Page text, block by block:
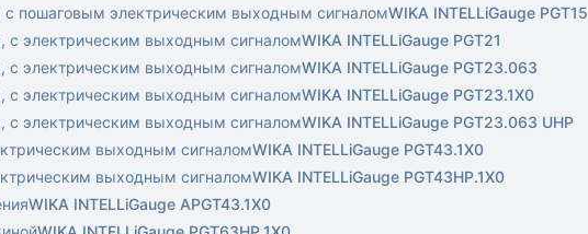
с пошаговым электрическим выходным сигналомWIKA INTELLiGauge PGT15
с электрическим выходным сигналомWIKA INTELLiGauge PGT21
с электрическим выходным сигналомWIKA INTELLiGauge PGT23.063
с электрическим выходным сигналомWIKA INTELLiGauge PGT23.1X0
с электрическим выходным сигналомWIKA INTELLiGauge PGT23.063 UHP
выходным сигналомWIKA INTELLiGauge PGT43.1X0
выходным сигналомWIKA INTELLiGauge PGT43HP.1X0
WIKA INTELLiGauge APGT43.1X0